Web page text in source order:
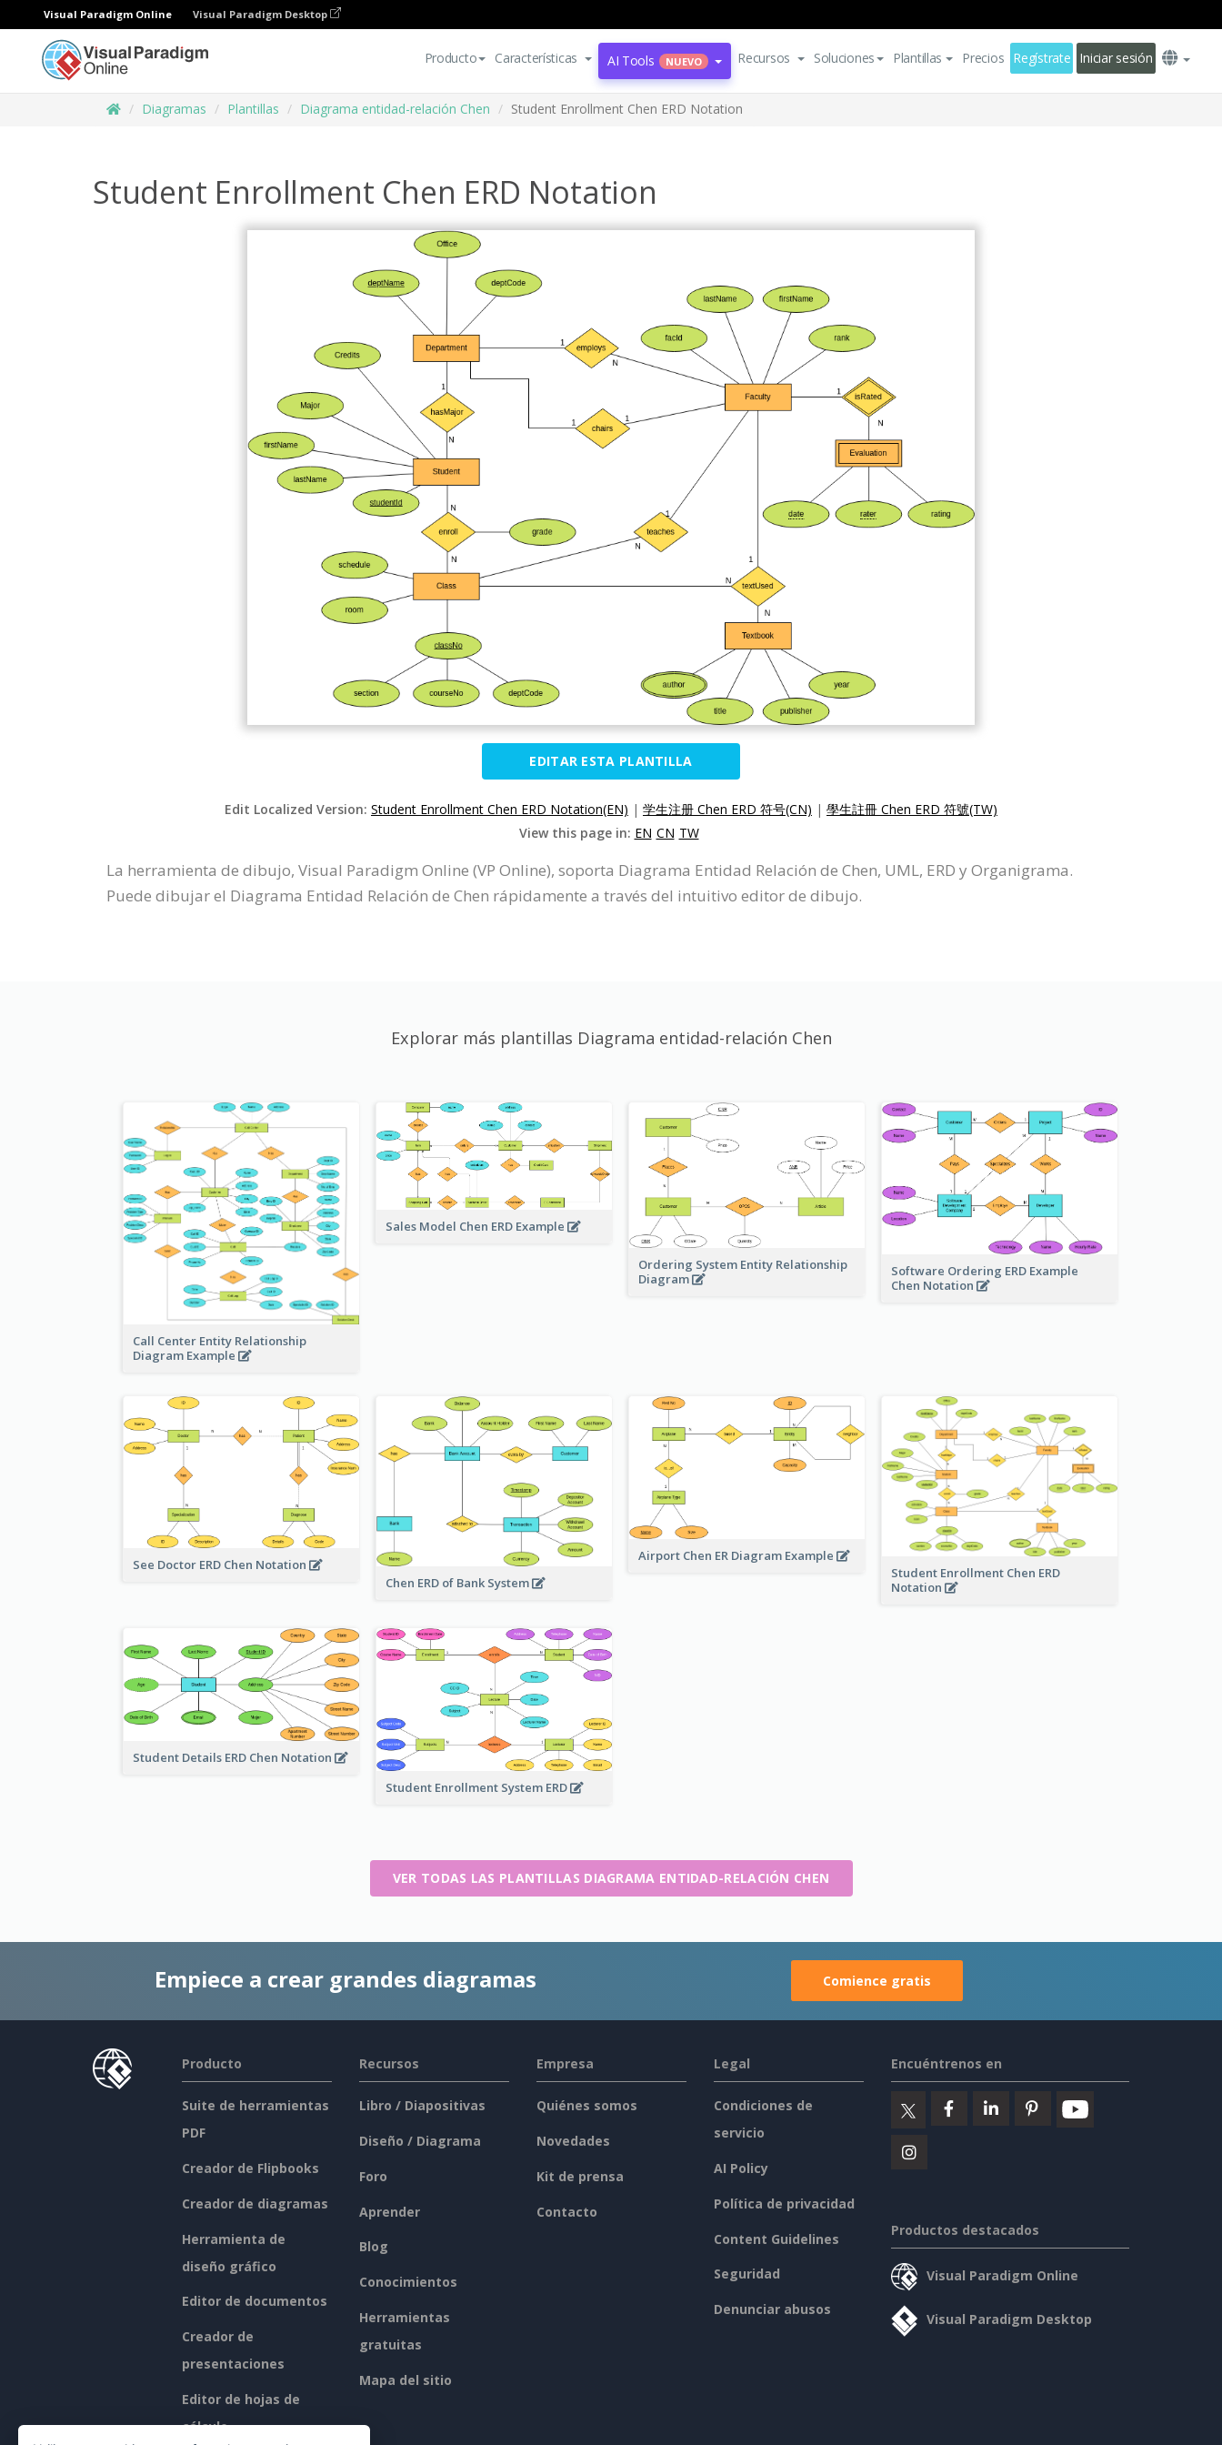
Visual Paradigm Online Visual Paradigm Desktop
Producto Características AI Tools NUEVO Recursos Soluciones Plantillas Precios Regístrate Iniciar sesión
Diagramas Plantillas Diagrama entidad-relación Chen Student Enrollment Chen ERD Notation
Student Enrollment Chen ERD Notation
EDITAR ESTA PLANTILLA
Edit Localized Version: Student Enrollment Chen ERD Notation(EN) | 学生注册 Chen ERD 符号(CN) | 學生註冊 Chen ERD 符號(TW)
View this page in: EN CN TW
La herramienta de dibujo, Visual Paradigm Online (VP Online), soporta Diagrama Entidad Relación de Chen, UML, ERD y Organigrama.
Puede dibujar el Diagrama Entidad Relación de Chen rápidamente a través del intuitivo editor de dibujo.
Explorar más plantillas Diagrama entidad-relación Chen
Call Center Entity Relationship
Diagram Example
Sales Model Chen ERD Example
Ordering System Entity Relationship
Diagram
Software Ordering ERD Example
Chen Notation
See Doctor ERD Chen Notation
Chen ERD of Bank System
Airport Chen ER Diagram Example
Student Enrollment Chen ERD
Notation
Student Details ERD Chen Notation
Student Enrollment System ERD
VER TODAS LAS PLANTILLAS DIAGRAMA ENTIDAD-RELACIÓN CHEN
Empiece a crear grandes diagramas Comience gratis
Producto
Suite de herramientas
PDF
Creador de Flipbooks
Creador de diagramas
Herramienta de
diseño gráfico
Editor de documentos
Creador de
presentaciones
Editor de hojas de
cálculo
Recursos
Libro / Diapositivas
Diseño / Diagrama
Foro
Aprender
Blog
Conocimientos
Herramientas
gratuitas
Mapa del sitio
Empresa
Quiénes somos
Novedades
Kit de prensa
Contacto
Legal
Condiciones de
servicio
AI Policy
Política de privacidad
Content Guidelines
Seguridad
Denunciar abusos
Encuéntrenos en
Productos destacados
Visual Paradigm Online
Visual Paradigm Desktop